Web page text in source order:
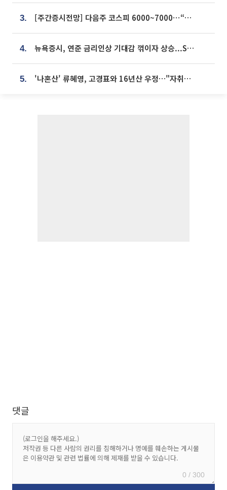
3. [주간증시전망] 다음주 코스피 6000~7000⋯“外人 수급은 정책이 변수”
4. 뉴욕증시, 연준 금리인상 기대감 꺾이자 상승...S&P500 사상 최고치 [종합]
5. '나혼산' 류혜영, 고경표와 16년산 우정…"자취방서 부모님과 마주쳐"
댓글
0 / 300